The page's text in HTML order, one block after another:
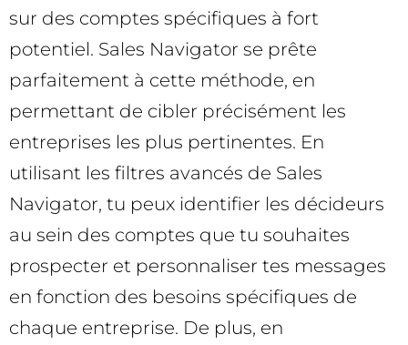
sur des comptes spécifiques à fort
potentiel. Sales Navigator se prête
parfaitement à cette méthode, en
permettant de cibler précisément les
entreprises les plus pertinentes. En
utilisant les filtres avancés de Sales
Navigator, tu peux identifier les décideurs
au sein des comptes que tu souhaites
prospecter et personnaliser tes messages
en fonction des besoins spécifiques de
chaque entreprise. De plus, en